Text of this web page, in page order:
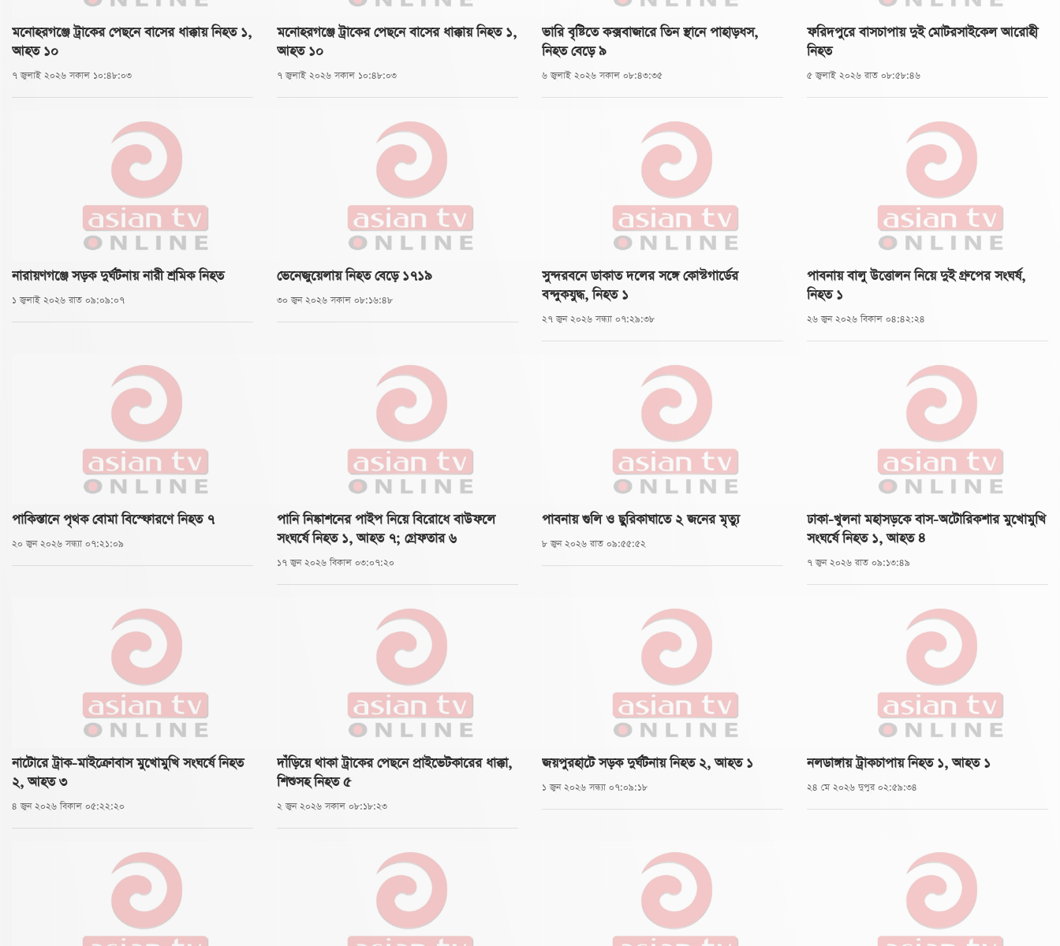
মনোহরগঞ্জে ট্রাকের পেছনে বাসের ধাক্কায় নিহত ১,
আহত ১০
৭ জুলাই ২০২৬ সকাল ১০:৪৮:০৩
মনোহরগঞ্জে ট্রাকের পেছনে বাসের ধাক্কায় নিহত ১,
আহত ১০
৭ জুলাই ২০২৬ সকাল ১০:৪৮:০৩
ভারি বৃষ্টিতে কক্সবাজারে তিন স্থানে পাহাড়ধস,
নিহত বেড়ে ৯
৬ জুলাই ২০২৬ সকাল ০৮:৪৩:৩৫
ফরিদপুরে বাসচাপায় দুই মোটরসাইকেল আরোহী
নিহত
৫ জুলাই ২০২৬ রাত ০৮:৫৮:৪৬
নারায়ণগঞ্জে সড়ক দুর্ঘটনায় নারী শ্রমিক নিহত
১ জুলাই ২০২৬ রাত ০৯:০৯:০৭
ভেনেজুয়েলায় নিহত বেড়ে ১৭১৯
৩০ জুন ২০২৬ সকাল ০৮:১৬:৪৮
সুন্দরবনে ডাকাত দলের সঙ্গে কোস্টগার্ডের
বন্দুকযুদ্ধ, নিহত ১
২৭ জুন ২০২৬ সন্ধ্যা ০৭:২৯:৩৮
পাবনায় বালু উত্তোলন নিয়ে দুই গ্রুপের সংঘর্ষ,
নিহত ১
২৬ জুন ২০২৬ বিকাল ০৪:৪২:২৪
পাকিস্তানে পৃথক বোমা বিস্ফোরণে নিহত ৭
২০ জুন ২০২৬ সন্ধ্যা ০৭:২১:০৯
পানি নিষ্কাশনের পাইপ নিয়ে বিরোধে বাউফলে
সংঘর্ষে নিহত ১, আহত ৭; গ্রেফতার ৬
১৭ জুন ২০২৬ বিকাল ০৩:০৭:২০
পাবনায় গুলি ও ছুরিকাঘাতে ২ জনের মৃত্যু
৮ জুন ২০২৬ রাত ০৯:৫৫:৫২
ঢাকা-খুলনা মহাসড়কে বাস-অটোরিকশার মুখোমুখি
সংঘর্ষে নিহত ১, আহত ৪
৭ জুন ২০২৬ রাত ০৯:১৩:৪৯
নাটোরে ট্রাক-মাইক্রোবাস মুখোমুখি সংঘর্ষে নিহত
২, আহত ৩
৪ জুন ২০২৬ বিকাল ০৫:২২:২০
দাঁড়িয়ে থাকা ট্রাকের পেছনে প্রাইভেটকারের ধাক্কা,
শিশুসহ নিহত ৫
২ জুন ২০২৬ সকাল ০৮:১৮:২৩
জয়পুরহাটে সড়ক দুর্ঘটনায় নিহত ২, আহত ১
১ জুন ২০২৬ সন্ধ্যা ০৭:০৯:১৮
নলডাঙ্গায় ট্রাকচাপায় নিহত ১, আহত ১
২৪ মে ২০২৬ দুপুর ০২:৫৯:৩৪